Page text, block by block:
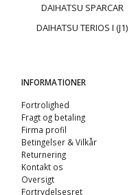
DAIHATSU SPARCAR
DAIHATSU TERIOS I (J1)
INFORMATIONER
Fortrolighed
Fragt og betaling
Firma profil
Betingelser & Vilkår
Returnering
Kontakt os
Oversigt
Fortrydelsesret